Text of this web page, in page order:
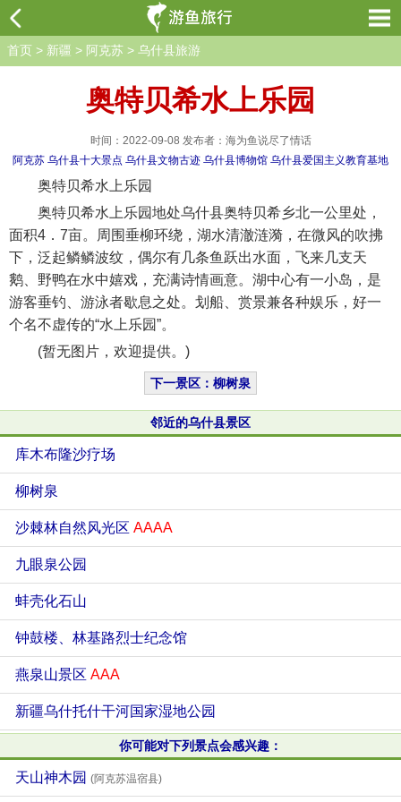
首页 > 新疆 > 阿克苏 > 乌什县旅游
奥特贝希水上乐园
时间：2022-09-08 发布者：海为鱼说尽了情话
阿克苏 乌什县十大景点 乌什县文物古迹 乌什县博物馆 乌什县爱国主义教育基地
奥特贝希水上乐园
奥特贝希水上乐园地处乌什县奥特贝希乡北一公里处，
面积4．7亩。周围垂柳环绕，湖水清澈涟漪，在微风的吹拂
下，泛起鳞鳞波纹，偶尔有几条鱼跃出水面，飞来几支天
鹅、野鸭在水中嬉戏，充满诗情画意。湖中心有一小岛，是
游客垂钓、游泳者歇息之处。划船、赏景兼各种娱乐，好一
个名不虚传的“水上乐园”。
(暂无图片，欢迎提供。)
下一景区：柳树泉
邻近的乌什县景区
库木布隆沙疗场
柳树泉
沙棘林自然风光区 AAAA
九眼泉公园
蚌壳化石山
钟鼓楼、林基路烈士纪念馆
燕泉山景区 AAA
新疆乌什托什干河国家湿地公园
你可能对下列景点会感兴趣：
天山神木园 (阿克苏温宿县)